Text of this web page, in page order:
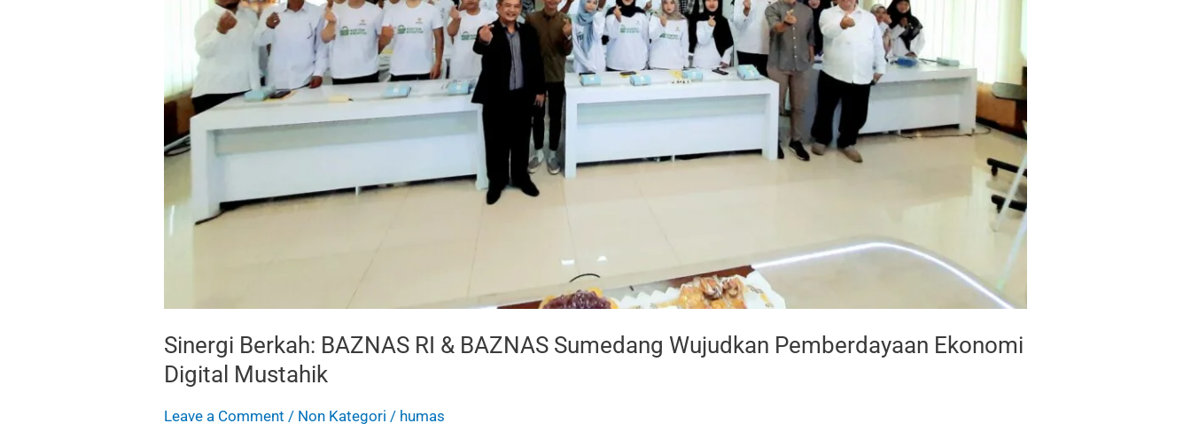
Sinergi Berkah: BAZNAS RI & BAZNAS Sumedang Wujudkan Pemberdayaan Ekonomi
Digital Mustahik
Leave a Comment / Non Kategori / humas